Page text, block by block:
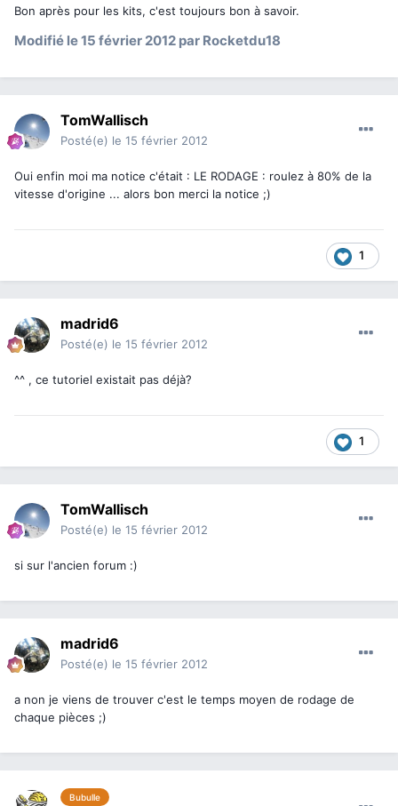
Bon après pour les kits, c'est toujours bon à savoir.
Modifié le 15 février 2012 par Rocketdu18
TomWallisch
Posté(e) le 15 février 2012
Oui enfin moi ma notice c'était : LE RODAGE : roulez à 80% de la
vitesse d'origine ... alors bon merci la notice ;)
1
madrid6
Posté(e) le 15 février 2012
^^ , ce tutoriel existait pas déjà?
1
TomWallisch
Posté(e) le 15 février 2012
si sur l'ancien forum :)
madrid6
Posté(e) le 15 février 2012
a non je viens de trouver c'est le temps moyen de rodage de
chaque pièces ;)
Bubulle